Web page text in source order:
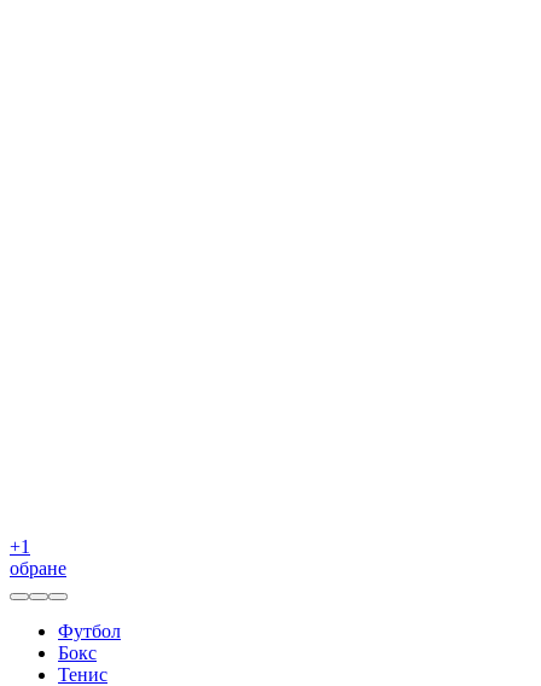
+1
обране
Футбол
Бокс
Тенис